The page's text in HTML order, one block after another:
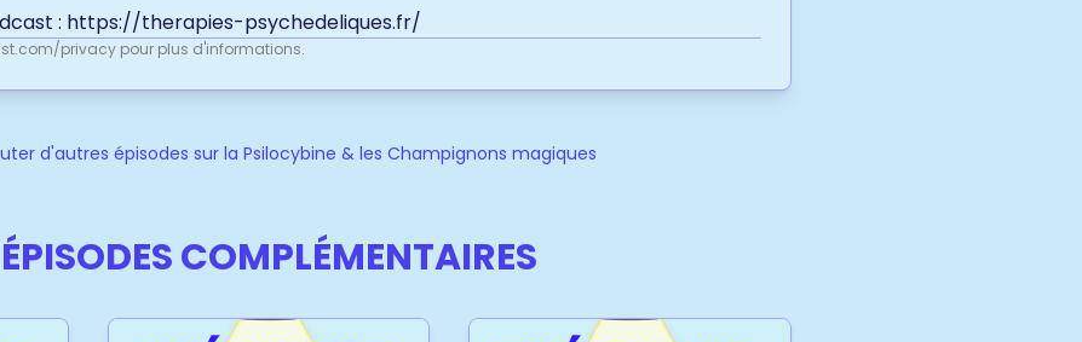
: https://therapies-psychedeliques.fr/
privacy pour plus d'informations.
d'autres épisodes sur la Psilocybine & les Champignons magiques
ÉPISODES COMPLÉMENTAIRES